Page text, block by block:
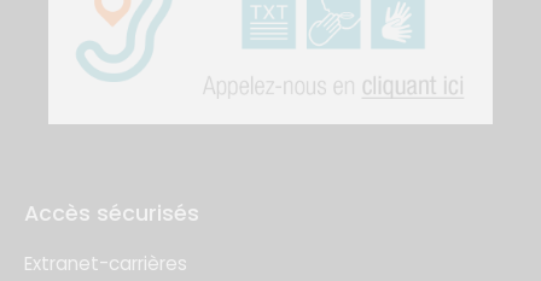
Accès sécurisés
Extranet-carrières